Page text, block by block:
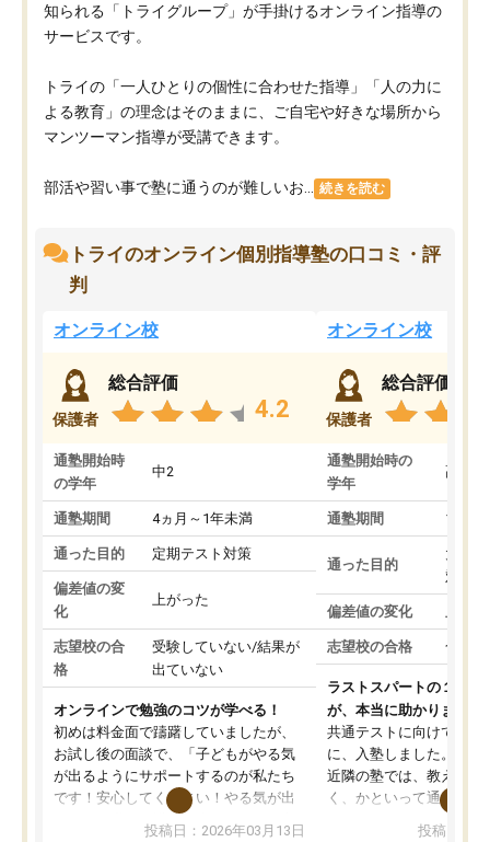
知られる「トライグループ」が手掛けるオンライン指導の
サービスです。
トライの「一人ひとりの個性に合わせた指導」「人の力に
よる教育」の理念はそのままに、ご自宅や好きな場所から
マンツーマン指導が受講できます。
部活や習い事で塾に通うのが難しいお... 続きを読む
トライのオンライン個別指導塾の口コミ・評
判
オンライン校
保護者
総合評価
4.2
通塾開始時
の学年
中2
通塾期間 4ヵ月～1年未満
通った目的 定期テスト対策
偏差値の変
化
上がった
志望校の合
格
受験していない/結果が
出ていない
オンラインで勉強のコツが学べる！
初めは料金面で躊躇していましたが、
お試し後の面談で、「子どもがやる気
が出るようにサポートするのが私たち
です！安心してください！やる気が出
ないのは私たち講師の責任です」と言
投稿日：2026年03月13日
オンライン校
保護者
総合評価
通塾開始時の
学年
高3
通塾期間 1～3
通った目的
大学
対策
偏差値の変化
志望校の合格 合格
ラストスパートの１か月
が、本当に助かりました
共通テストに向けての追
に、入塾しました。田舎
近隣の塾では、教えても
く、かといって通うには
投稿日：